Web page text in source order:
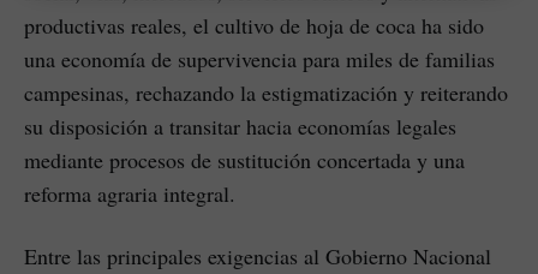
productivas reales, el cultivo de hoja de coca ha sido
una economía de supervivencia para miles de familias
campesinas, rechazando la estigmatización y reiterando
su disposición a transitar hacia economías legales
mediante procesos de sustitución concertada y una
reforma agraria integral.
Entre las principales exigencias al Gobierno Nacional